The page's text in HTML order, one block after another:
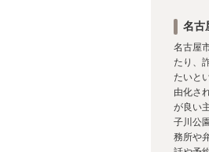
名古
名古屋
たり、
たいと
由化さ
が良い
子川公
務所や